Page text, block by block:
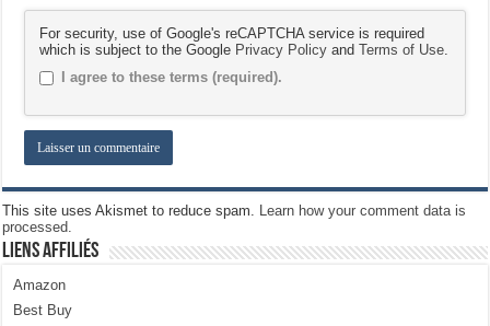
For security, use of Google's reCAPTCHA service is required
which is subject to the Google Privacy Policy andTerms of Use.
I agree to these terms (required).
This site uses Akismet to reduce spam. Learn how your comment data is
processed.
Liens Affiliés
Amazon
Best Buy